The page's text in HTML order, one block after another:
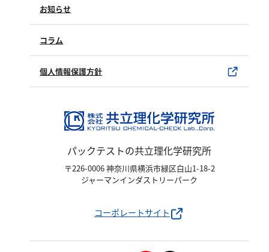
製品のご購入について
SDSについて
水銀使用製品について
該非判定書について
試薬サンプル
製品カタログ
お知らせ
コラム
個人情報保護方針
パックテストの共立理化学研究所
〒226-0006 神奈川県横浜市緑区白山1-18-2
ジャーマンインダストリーパーク
コーポレートサイト
アルカリ度
pH
ほう素
シアン
界面活性剤
ホルムアルデヒド
グルコース
フェノール